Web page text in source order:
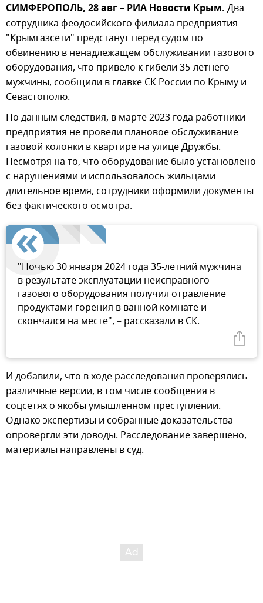
СИМФЕРОПОЛЬ, 28 авг – РИА Новости Крым. Два
сотрудника феодосийского филиала предприятия
"Крымгазсети" предстанут перед судом по
обвинению в ненадлежащем обслуживании газового
оборудования, что привело к гибели 35-летнего
мужчины, сообщили в главке СК России по Крыму и
Севастополю.
По данным следствия, в марте 2023 года работники
предприятия не провели плановое обслуживание
газовой колонки в квартире на улице Дружбы.
Несмотря на то, что оборудование было установлено
с нарушениями и использовалось жильцами
длительное время, сотрудники оформили документы
без фактического осмотра.
"Ночью 30 января 2024 года 35-летний мужчина
в результате эксплуатации неисправного
газового оборудования получил отравление
продуктами горения в ванной комнате и
скончался на месте", – рассказали в СК.
И добавили, что в ходе расследования проверялись
различные версии, в том числе сообщения в
соцсетях о якобы умышленном преступлении.
Однако экспертизы и собранные доказательства
опровергли эти доводы. Расследование завершено,
материалы направлены в суд.